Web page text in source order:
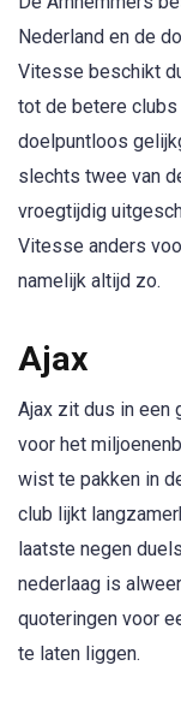
Nederland en de
Vitesse beschikt
tot de betere
doelpuntloos
slechts twee van
vroegtijdig
Vitesse anders
namelijk altijd zo.
Ajax
Ajax zit dus in een
voor het
wist te pakken in
club lijkt
laatste negen
nederlaag is
quoteringen voor
te laten liggen.